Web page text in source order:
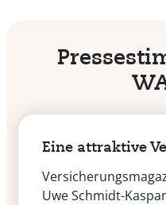
Eine attraktive
Uwe Schmidt-